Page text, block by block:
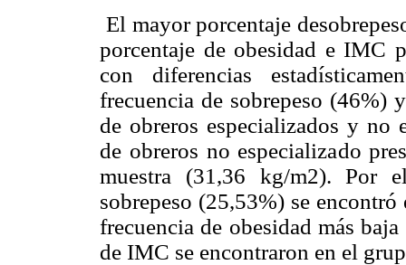
El mayor porcentaje
porcentaje de obesidad e IMC
con diferencias
frecuencia de sobrepeso (46%)
de obreros especializados y no
de obreros no especializado
muestra (31,36 kg/m2). Por
sobrepeso (25,53%) se
frecuencia de obesidad más
de IMC se encontraron en el